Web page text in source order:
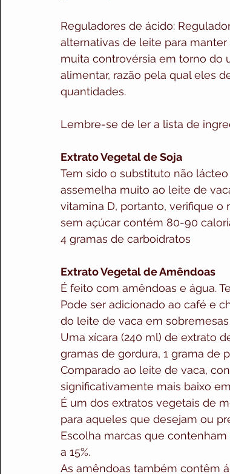
Reguladores de ácido:
alternativas de leite para
muita controvérsia em torno do
alimentar, razão pela qual eles
quantidades.
Lembre-se de ler a lista de
Extrato Vegetal de Soja
Tem sido o substituto não
assemelha muito ao leite de
vitamina D, portanto, verifique o
sem açúcar contém 80-90
4 gramas de carboidratos
Extrato Vegetal de Amêndoas
É feito com amêndoas e água.
Pode ser adicionado ao café e
do leite de vaca em sobremesas
Uma xícara (240 ml) de extrato
gramas de gordura, 1 grama de
Comparado ao leite de vaca,
significativamente mais baixo
É um dos extratos vegetais de
para aqueles que desejam ou
Escolha marcas que
a 15%.
As amêndoas também contêm